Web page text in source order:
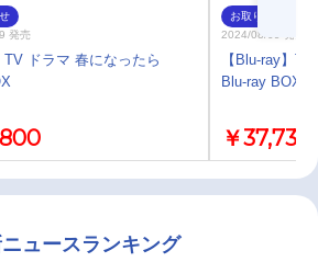
発売
TV ドラマ 春になったら
お取り寄せ
2024/08/09 発売
【Blu-ray】
Blu-ray BOX
￥37,730
ュースランキング